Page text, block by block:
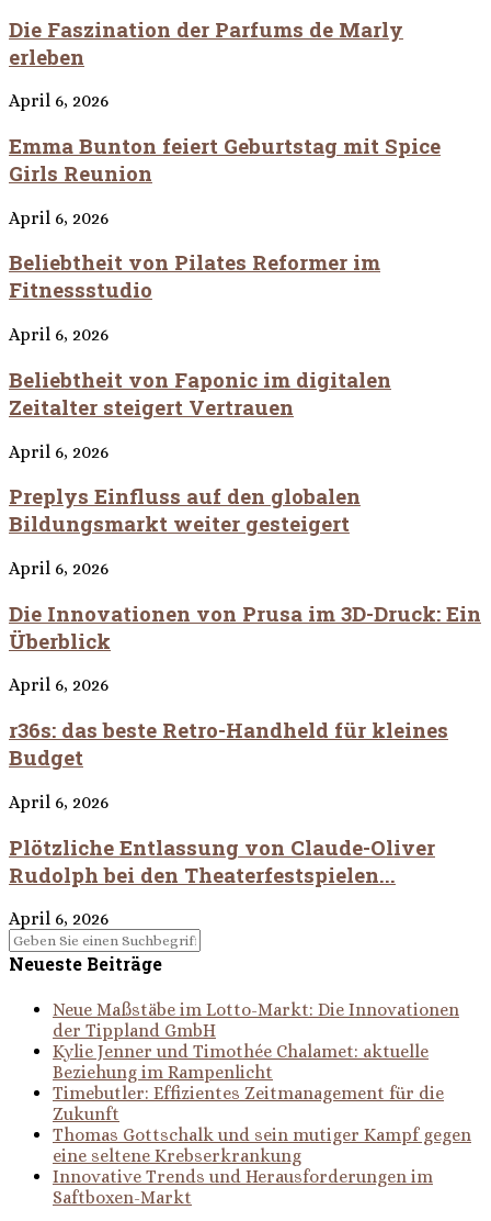
Die Faszination der Parfums de Marly
erleben
April 6, 2026
Emma Bunton feiert Geburtstag mit Spice
Girls Reunion
April 6, 2026
Beliebtheit von Pilates Reformer im
Fitnessstudio
April 6, 2026
Beliebtheit von Faponic im digitalen
Zeitalter steigert Vertrauen
April 6, 2026
Preplys Einfluss auf den globalen
Bildungsmarkt weiter gesteigert
April 6, 2026
Die Innovationen von Prusa im 3D-Druck: Ein
Überblick
April 6, 2026
r36s: das beste Retro-Handheld für kleines
Budget
April 6, 2026
Plötzliche Entlassung von Claude-Oliver
Rudolph bei den Theaterfestspielen...
April 6, 2026
Neueste Beiträge
Neue Maßstäbe im Lotto-Markt: Die Innovationen
der Tippland GmbH
Kylie Jenner und Timothée Chalamet: aktuelle
Beziehung im Rampenlicht
Timebutler: Effizientes Zeitmanagement für die
Zukunft
Thomas Gottschalk und sein mutiger Kampf gegen
eine seltene Krebserkrankung
Innovative Trends und Herausforderungen im
Saftboxen-Markt